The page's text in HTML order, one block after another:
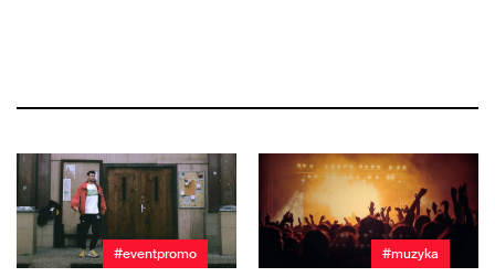
#eventpromo #muzyka